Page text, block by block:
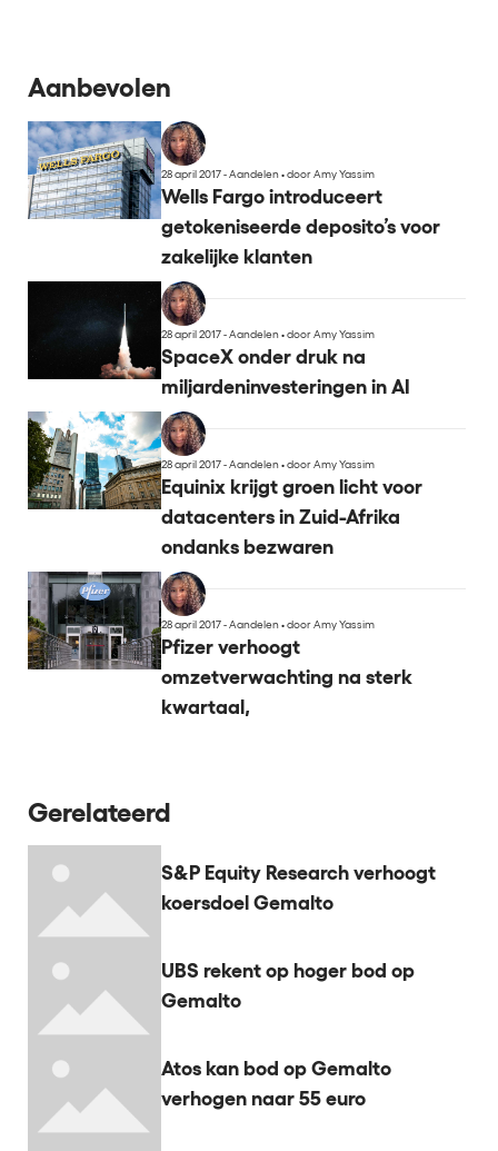
Aanbevolen
28 april 2017 - Aandelen•door Amy Yassim
Wells Fargo introduceert
getokeniseerde deposito’s voor
zakelijke klanten
28 april 2017 - Aandelen•door Amy Yassim
SpaceX onder druk na
miljardeninvesteringen in AI
28 april 2017 - Aandelen•door Amy Yassim
Equinix krijgt groen licht voor
datacenters in Zuid-Afrika
ondanks bezwaren
28 april 2017 - Aandelen•door Amy Yassim
Pfizer verhoogt
omzetverwachting na sterk
kwartaal,
Gerelateerd
S&P Equity Research verhoogt
koersdoel Gemalto
UBS rekent op hoger bod op
Gemalto
Atos kan bod op Gemalto
verhogen naar 55 euro